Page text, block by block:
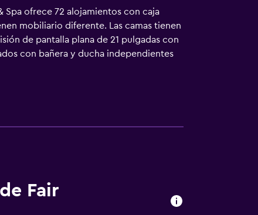
Spa ofrece 72 alojamientos con caja
mobiliario diferente. Las camas tienen
de pantalla plana de 21 pulgadas con
con bañera y ducha independientes
a Internet wifi gratis. Los
secador de pelo y artículos de
Fair